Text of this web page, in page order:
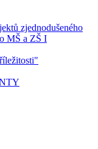
zjednodušeného
MŠ a ZŠ I